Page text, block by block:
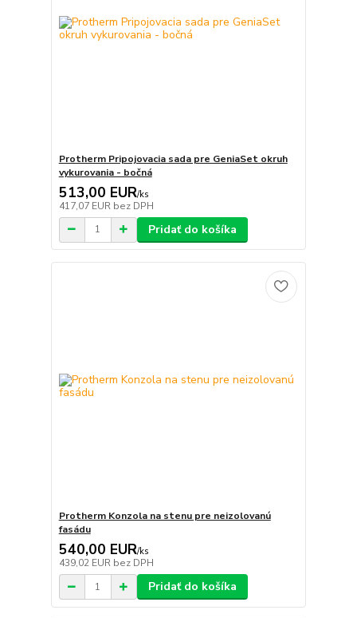
Protherm Pripojovacia sada pre GeniaSet okruh
vykurovania - bočná
513,00 EUR/ks
417,07 EUR bez DPH
Pridať do košíka
Protherm Konzola na stenu pre neizolovanú
fasádu
540,00 EUR/ks
439,02 EUR bez DPH
Pridať do košíka